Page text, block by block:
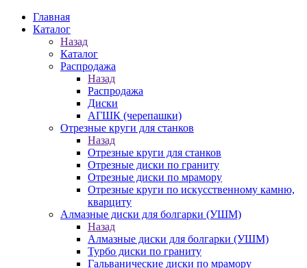
Главная
Каталог
Назад
Каталог
Распродажа
Назад
Распродажа
Диски
АГШК (черепашки)
Отрезные круги для станков
Назад
Отрезные круги для станков
Отрезные диски по граниту
Отрезные диски по мрамору
Отрезные круги по искусственному камню,
кварциту
Алмазные диски для болгарки (УШМ)
Назад
Алмазные диски для болгарки (УШМ)
Турбо диски по граниту
Гальванические диски по мрамору